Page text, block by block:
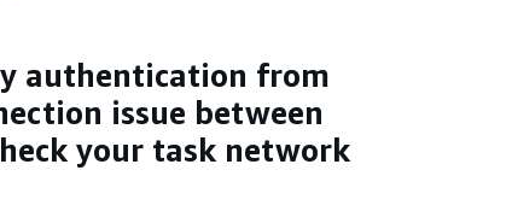
authentication from
issue between
your task network